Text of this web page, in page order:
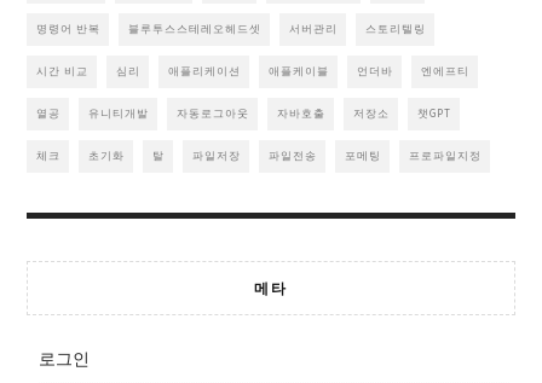
명령어 반복 블루투스스테레오헤드셋 서버관리 스토리텔링
시간 비교 심리 애플리케이션 애플케이블 언더바 엔에프티
열공 유니티개발 자동로그아웃 자바호출 저장소 챗GPT
체크 초기화 탈 파일저장 파일전송 포메팅 프로파일지정
메타
로그인